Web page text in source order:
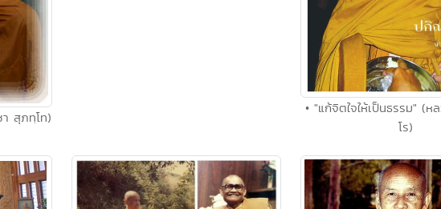
สุภทฺโท)
• "แก้จิตใจให้เป็นธรรม" (ห
โร)